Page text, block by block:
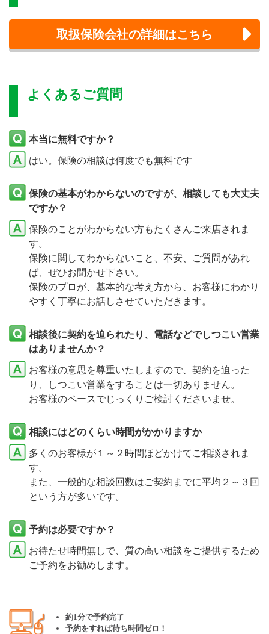
取扱保険会社の詳細はこちら
よくあるご質問
本当に無料ですか？
はい。保険の相談は何度でも無料です
保険の基本がわからないのですが、相談しても大丈夫
ですか？
保険のことがわからない方もたくさんご来店されま
す。
保険に関してわからないこと、不安、ご質問があれ
ば、ぜひお聞かせ下さい。
保険のプロが、基本的な考え方から、お客様にわかり
やすく丁寧にお話しさせていただきます。
相談後に契約を迫られたり、電話などでしつこい営業
はありませんか？
お客様の意思を尊重いたしますので、契約を迫った
り、しつこい営業をすることは一切ありません。
お客様のペースでじっくりご検討くださいませ。
相談にはどのくらい時間がかかりますか
多くのお客様が１～２時間ほどかけてご相談されま
す。
また、一般的な相談回数はご契約までに平均２～３回
という方が多いです。
予約は必要ですか？
お待たせ時間無しで、質の高い相談をご提供するため
ご予約をお勧めします。
約1分で予約完了
予約をすれば待ち時間ゼロ！